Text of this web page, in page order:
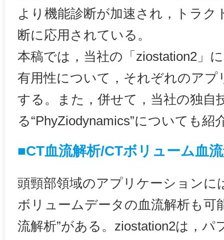
より機能診断が加速され，トラク
断に応用されている。
本稿では，当社の「ziostation2」
有用性について，それぞれのアプ
する。また，併せて，当社の独自
る“PhyZiodynamics”についても
■CT血流解析/CTボリューム血
頭頸部領域のアプリケーションに
ボリュームデータの血流解析も可
流解析”がある。ziostation2は，パ